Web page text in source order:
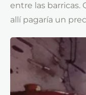
entre las barricas.
allí pagaría un